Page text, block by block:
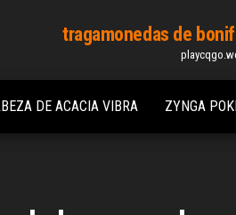
tragamonedas de
DE ACACIA VIBRA ZYNGA